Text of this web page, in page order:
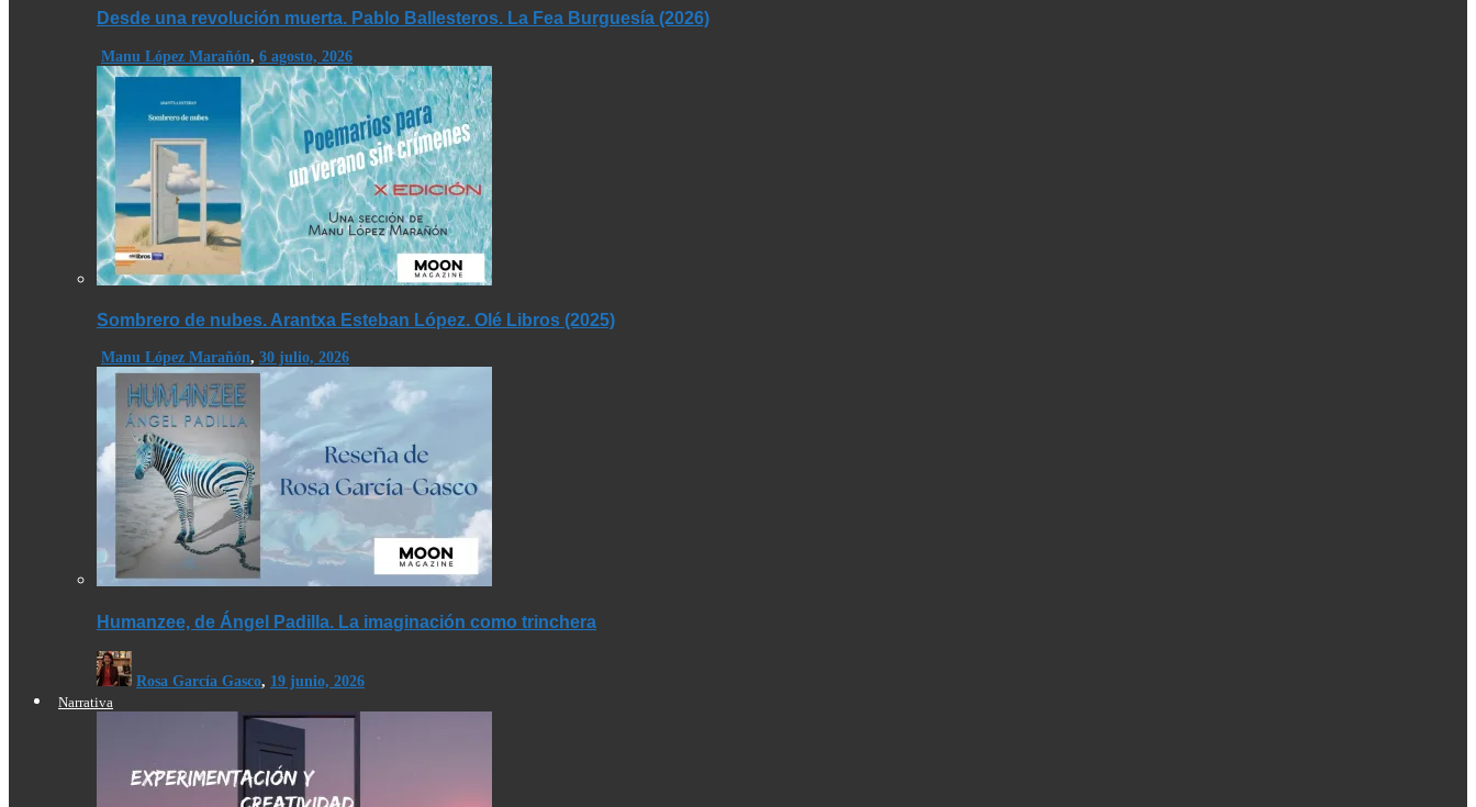
Desde una revolución muerta. Pablo Ballesteros. La Fea Burguesía (2026)
Manu López Marañón, 6 agosto, 2026
Sombrero de nubes. Arantxa Esteban López. Olé Libros (2025)
Manu López Marañón, 30 julio, 2026
Humanzee, de Ángel Padilla. La imaginación como trinchera
Rosa García Gasco, 19 junio, 2026
Narrativa